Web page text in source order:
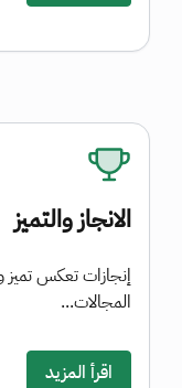
الانجاز والتميز
إنجازات تعكس
المجالات...
اقرأ المزيد